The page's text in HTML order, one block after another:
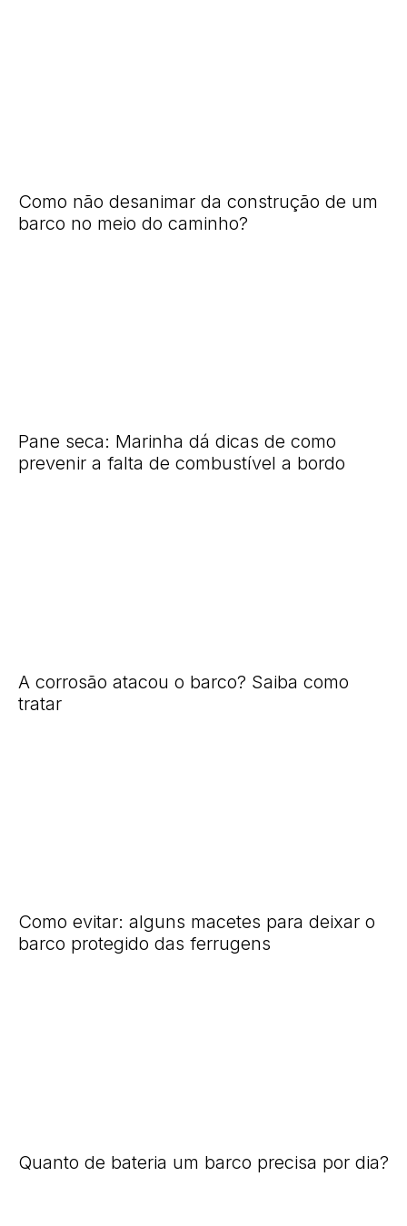
Como não desanimar da construção de um
barco no meio do caminho?
Pane seca: Marinha dá dicas de como
prevenir a falta de combustível a bordo
A corrosão atacou o barco? Saiba como
tratar
Como evitar: alguns macetes para deixar o
barco protegido das ferrugens
Quanto de bateria um barco precisa por dia?